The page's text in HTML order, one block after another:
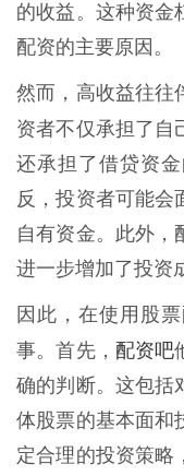
的收益。这种资金
配资的主要原因。
然而，高收益往往
资者不仅承担了自
还承担了借贷资
反，投资者可能会
自有资金。此外，
进一步增加了投资
因此，在使用股
事。首先， 配资吧
确的判断。这包括
体股票的基本面和
定合理的投资策略